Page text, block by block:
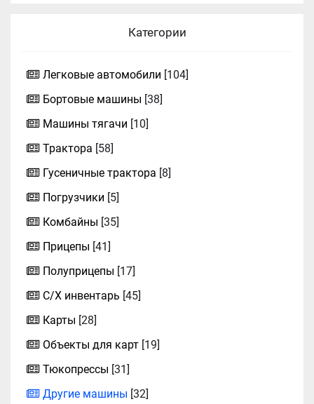
Категории
Легковые автомобили [104]
Бортовые машины [38]
Машины тягачи [10]
Трактора [58]
Гусеничные трактора [8]
Погрузчики [5]
Комбайны [35]
Прицепы [41]
Полуприцепы [17]
С/Х инвентарь [45]
Карты [28]
Объекты для карт [19]
Тюкопрессы [31]
Другие машины [32]